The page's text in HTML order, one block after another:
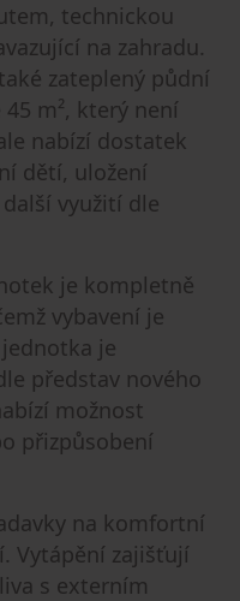
technickou
na zahradu.
zateplený půdní
m², který není
nabízí dostatek
dětí, uložení
využití dle
je kompletně
vybavení je
je
představ nového
možnost
přizpůsobení
na komfortní
Vytápění zajišťují
s externím